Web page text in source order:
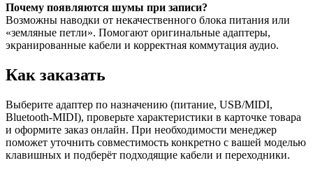
Почему появляются шумы при записи?
Возможны наводки от некачественного блока питания или
«земляные петли». Помогают оригинальные адаптеры,
экранированные кабели и корректная коммутация аудио.
Как заказать
Выберите адаптер по назначению (питание, USB/MIDI,
Bluetooth-MIDI), проверьте характеристики в карточке товара
и оформите заказ онлайн. При необходимости менеджер
поможет уточнить совместимость конкретно с вашей моделью
клавишных и подберёт подходящие кабели и переходники.